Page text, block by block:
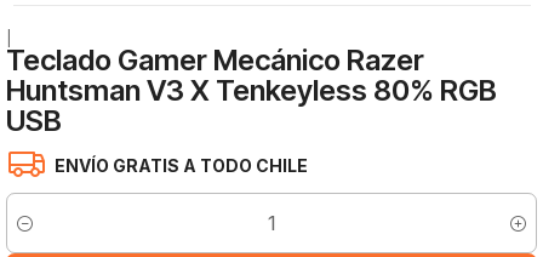
Teclado Gamer Mecánico Razer
Huntsman V3 X Tenkeyless 80% RGB
USB
ENVÍO GRATIS A TODO CHILE
Cantidad